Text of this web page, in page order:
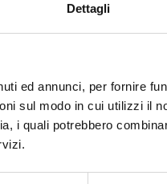
Dettagli
ed annunci, per fornire
sul modo in cui utilizzi il
i quali potrebbero